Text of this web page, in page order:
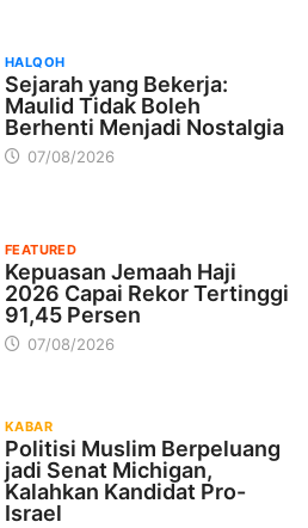
HALQOH
Sejarah yang Bekerja:
Maulid Tidak Boleh
Berhenti Menjadi Nostalgia
07/08/2026
FEATURED
Kepuasan Jemaah Haji
2026 Capai Rekor Tertinggi
91,45 Persen
07/08/2026
KABAR
Politisi Muslim Berpeluang
jadi Senat Michigan,
Kalahkan Kandidat Pro-
Israel